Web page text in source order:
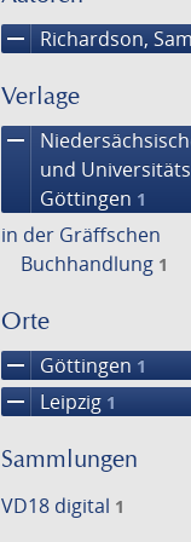
remove Richardson,
Verlage
remove
und
Göttingen 1
in der Gräffschen
Buchhandlung 1
Orte
remove Göttingen 1
remove Leipzig 1
Sammlungen
VD18 digital 1